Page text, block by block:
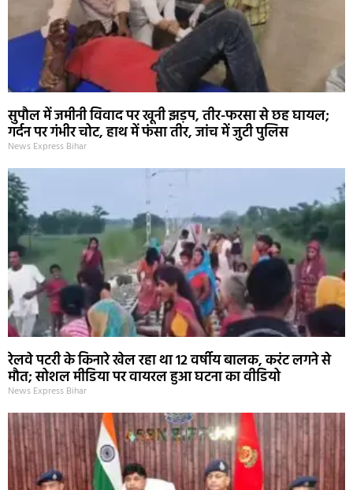
सुपौल में जमीनी विवाद पर खूनी झड़प, तीर-फरसा से छह घायल;
गर्दन पर गंभीर चोट, हाथ में फंसा तीर, जांच में जुटी पुलिस
News Express Bihar
रेलवे पटरी के किनारे खेल रहा था 12 वर्षीय बालक, करंट लगने से
मौत; सोशल मीडिया पर वायरल हुआ घटना का वीडियो
News Express Bihar